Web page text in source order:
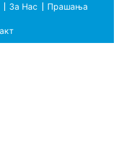
За Нас Прашања